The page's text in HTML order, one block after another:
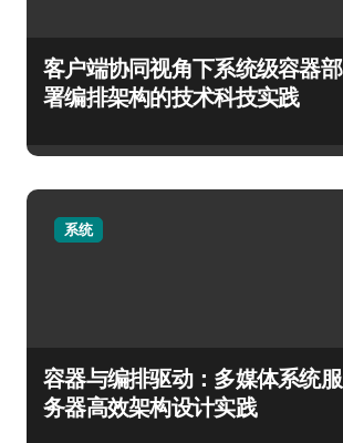
客户端协同视角下系统级容器部
署编排架构的技术科技实践
系统
容器与编排驱动：多媒体系统服
务器高效架构设计实践